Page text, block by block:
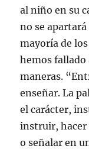
al niño en su
no se
mayoría de
hemos fallado
maneras.
enseñar. La
el carácter,
instruir, hacer
o señalar en